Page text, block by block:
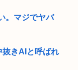
。マジでヤバ
きAIと呼ばれ